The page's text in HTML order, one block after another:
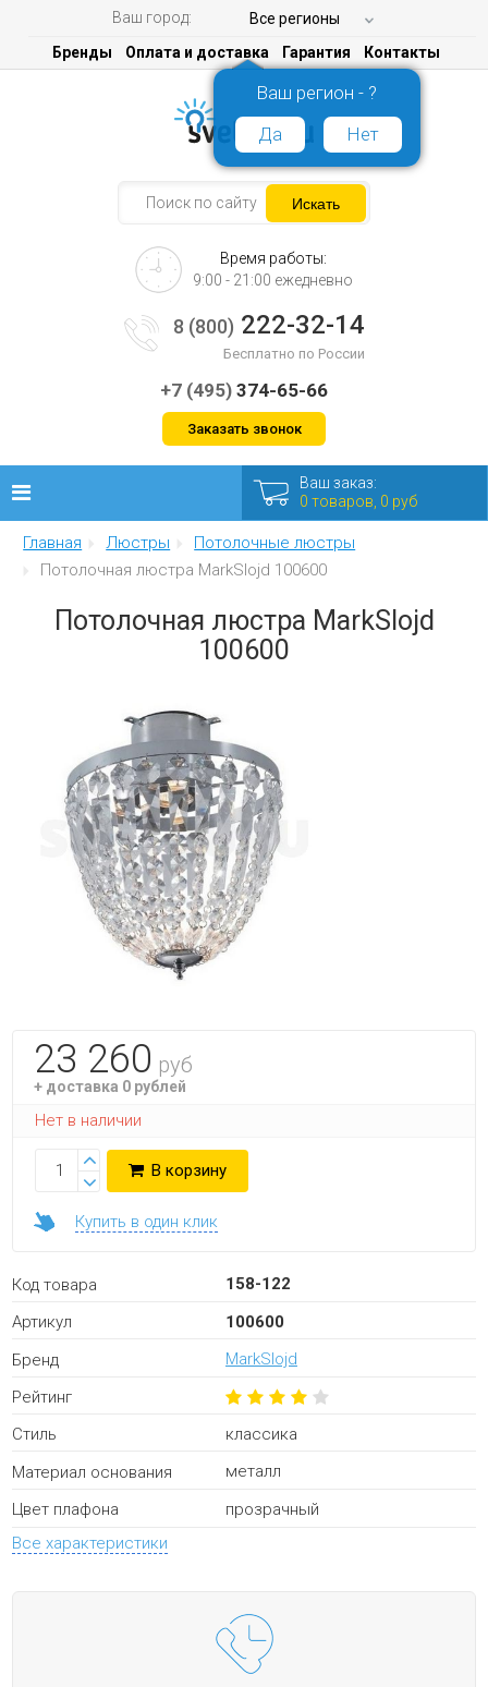
Ваш город: Все регионы
Ваш регион - ?
Да
Нет
Бренды Оплата и доставка Гарантия Контакты
Время работы:
9:00 - 21:00 ежедневно
8 (800) 222-32-14
Бесплатно по России
+7 (495) 374-65-66
Заказать звонок
Люстры
Уличные
Распродажа
Еще
Мебель
Ваш заказ:
0 товаров, 0 руб
Главная Люстры
Потолочные люстры
Потолочная люстра MarkSlojd 100600
Потолочная люстра MarkSlojd
100600
23 260 руб
+ доставка 0 рублей
Нет в наличии
В корзину
Купить в один клик
Код товара
158-122
Артикул
100600
Бренд
MarkSlojd
Рейтинг
Стиль
классика
Материал основания
металл
Цвет плафона
прозрачный
Все характеристики